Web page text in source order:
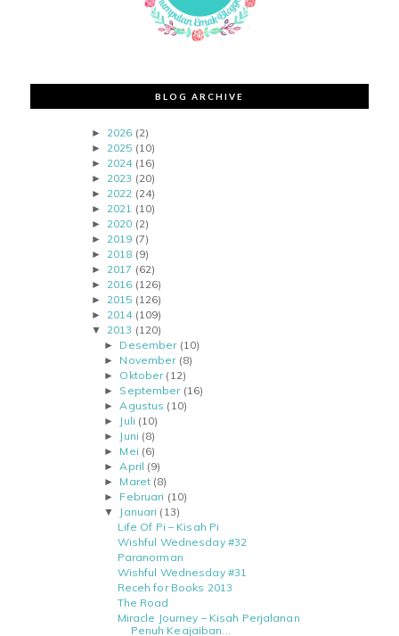
BLOG ARCHIVE
► 2026 (2)
► 2025 (10)
► 2024 (16)
► 2023 (20)
► 2022 (24)
► 2021 (10)
► 2020 (2)
► 2019 (7)
► 2018 (9)
► 2017 (62)
► 2016 (126)
► 2015 (126)
► 2014 (109)
▼ 2013 (120)
► Desember (10)
► November (8)
► Oktober (12)
► September (16)
► Agustus (10)
► Juli (10)
► Juni (8)
► Mei (6)
► April (9)
► Maret (8)
► Februari (10)
▼ Januari (13)
Life Of Pi – Kisah Pi
Wishful Wednesday #32
Paranorman
Wishful Wednesday #31
Receh for Books 2013
The Road
Miracle Journey – Kisah Perjalanan
Penuh Keajaiban...